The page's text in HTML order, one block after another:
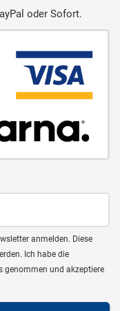
oder Sofort.
anmelden. Diese
Ich habe die
genommen und akzeptiere